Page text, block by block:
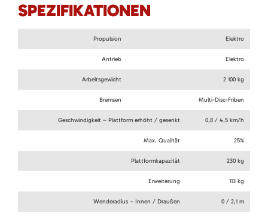
SPEZIFIKATIONEN
Propulsion Elektro
Antrieb Elektro
Arbeitsgewicht 2 100 kg
Bremsen Multi-Disc-Friben
Geschwindigkeit – Plattform erhöht / gesenkt 0,8 / 4,5 km/h
Max. Qualität 25%
Plattformkapazität 230 kg
Erweiterung 113 kg
Wenderadius – Innen / Draußen 0 / 2,1 m